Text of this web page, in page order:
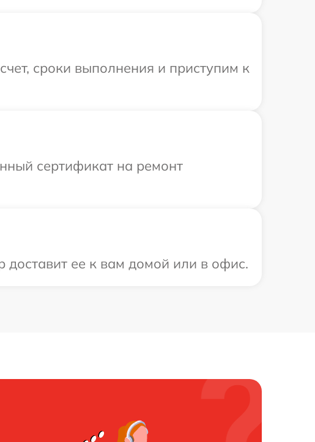
сроки выполнения и приступим к
сертификат на ремонт
ее к вам домой или в офис.